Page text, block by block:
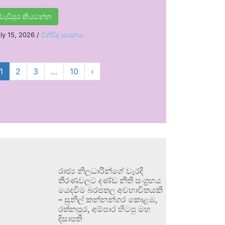
වැඩිපුර කියවන්න
15, 2026 / විනිවිද සායනය
1 2 3 … 10 ›
රාජ්‍ය නිලධාරීන්ගේ වැරදි
තීරණවලට දණ්ඩ නීති සංග්‍රහය
යෙදවීම බරපතල අවභාවිතයකි
– සුනිල් කන්නන්ගර කොළඹ,
රත්නපුර, අම්පාර හිටපු මහ
දිසාපති